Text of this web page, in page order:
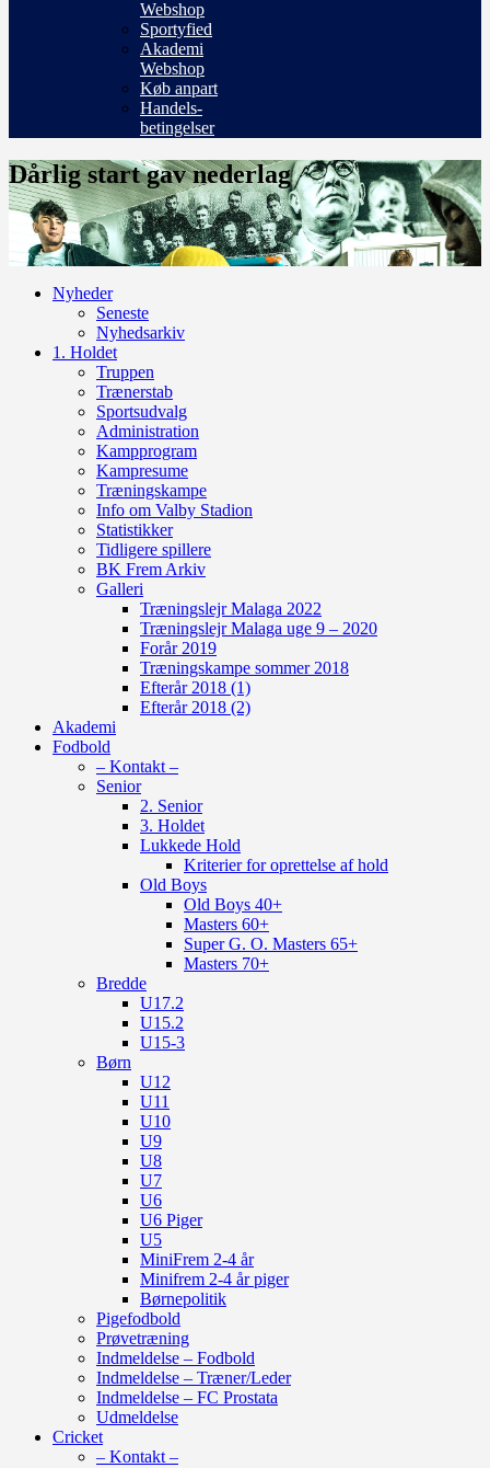
Webshop
Sportyfied
Akademi
Webshop
Køb anpart
Handels-
betingelser
Dårlig start gav nederlag
Nyheder
Seneste
Nyhedsarkiv
1. Holdet
Truppen
Trænerstab
Sportsudvalg
Administration
Kampprogram
Kampresume
Træningskampe
Info om Valby Stadion
Statistikker
Tidligere spillere
BK Frem Arkiv
Galleri
Træningslejr Malaga 2022
Træningslejr Malaga uge 9 – 2020
Forår 2019
Træningskampe sommer 2018
Efterår 2018 (1)
Efterår 2018 (2)
Akademi
Fodbold
– Kontakt –
Senior
2. Senior
3. Holdet
Lukkede Hold
Kriterier for oprettelse af hold
Old Boys
Old Boys 40+
Masters 60+
Super G. O. Masters 65+
Masters 70+
Bredde
U17.2
U15.2
U15-3
Børn
U12
U11
U10
U9
U8
U7
U6
U6 Piger
U5
MiniFrem 2-4 år
Minifrem 2-4 år piger
Børnepolitik
Pigefodbold
Prøvetræning
Indmeldelse – Fodbold
Indmeldelse – Træner/Leder
Indmeldelse – FC Prostata
Udmeldelse
Cricket
– Kontakt –